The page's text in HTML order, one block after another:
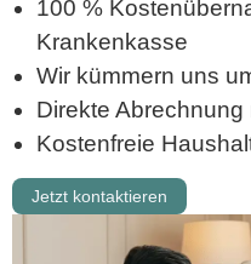
100 %
Krankenkasse
Wir kümmern uns
Direkte
Kostenfreie
Jetzt kontaktieren